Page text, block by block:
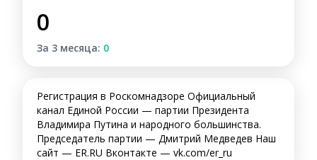
0
За 3 месяца: 0
Регистрация в Роскомнадзоре Официальный
канал Единой России — партии Президента
Владимира Путина и народного большинства.
Председатель партии — Дмитрий Медведев Наш
сайт — ER.RU Вконтакте — vk.com/er_ru